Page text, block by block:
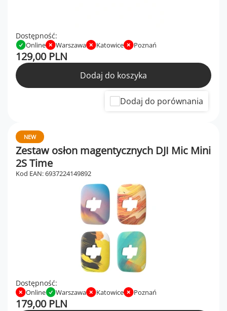
Dostępność:
Online Warszawa Katowice Poznań
129,00 PLN
Dodaj do koszyka
Dodaj do porównania
NEW
Zestaw osłon magentycznych DJI Mic Mini
2S Time
Kod EAN: 6937224149892
Dostępność:
Online Warszawa Katowice Poznań
179,00 PLN